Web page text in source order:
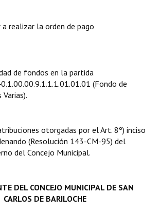
a realizar la orden de pago
de fondos en la partida
(Fondo de
otorgadas por el Art. 8º) inciso
(Resolución 143-CM-95) del
del Concejo Municipal.
DEL CONCEJO MUNICIPAL DE SAN
CARLOS DE BARILOCHE